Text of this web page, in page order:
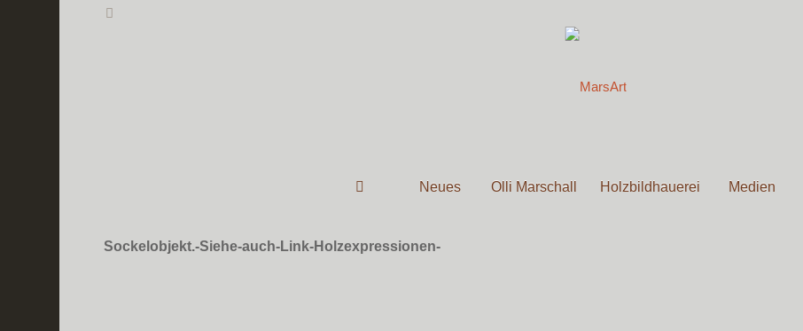
Neues Olli Marschall Holzbildhauerei Medien
Sockelobjekt.-Siehe-auch-Link-Holzexpressionen-